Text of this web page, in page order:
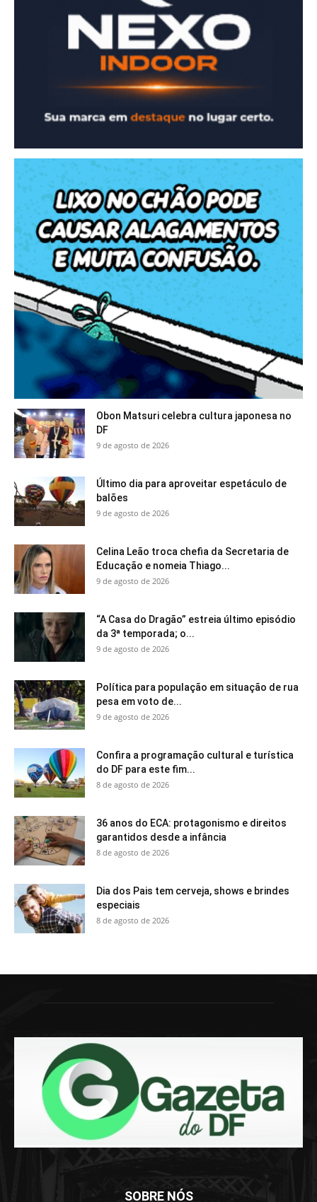
Obon Matsuri celebra cultura japonesa no
DF
9 de agosto de 2026
Último dia para aproveitar espetáculo de
balões
9 de agosto de 2026
Celina Leão troca chefia da Secretaria de
Educação e nomeia Thiago...
9 de agosto de 2026
“A Casa do Dragão” estreia último episódio
da 3ª temporada; o...
9 de agosto de 2026
Política para população em situação de rua
pesa em voto de...
9 de agosto de 2026
Confira a programação cultural e turística
do DF para este fim...
8 de agosto de 2026
36 anos do ECA: protagonismo e direitos
garantidos desde a infância
8 de agosto de 2026
Dia dos Pais tem cerveja, shows e brindes
especiais
8 de agosto de 2026
SOBRE NÓS